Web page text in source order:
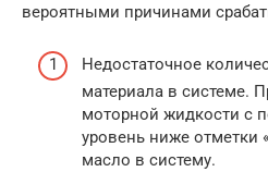
вероятными причинами
Недостаточное
материала в системе.
моторной жидкости с
уровень ниже отметки
масло в систему.